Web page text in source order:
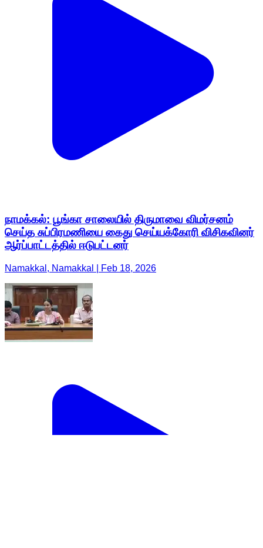
நாமக்கல்: பூங்கா சாலையில் திருமாவை விமர்சனம்
செய்த சுப்பிரமணியை கைது செய்யக்கோரி விசிகவினர்
ஆர்ப்பாட்டத்தில் ஈடுபட்டனர்
Namakkal, Namakkal | Feb 18, 2026